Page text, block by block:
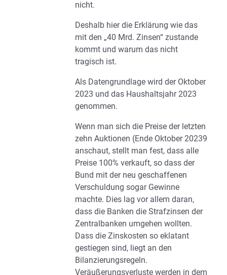
nicht.
Deshalb hier die Erklärung wie das
mit den „40 Mrd. Zinsen“ zustande
kommt und warum das nicht
tragisch ist.
Als Datengrundlage wird der Oktober
2023 und das Haushaltsjahr 2023
genommen.
Wenn man sich die Preise der letzten
zehn Auktionen (Ende Oktober 20239
anschaut, stellt man fest, dass alle
Preise 100% verkauft, so dass der
Bund mit der neu geschaffenen
Verschuldung sogar Gewinne
machte. Dies lag vor allem daran,
dass die Banken die Strafzinsen der
Zentralbanken umgehen wollten.
Dass die Zinskosten so eklatant
gestiegen sind, liegt an den
Bilanzierungsregeln.
Veräußerungsverluste werden in dem